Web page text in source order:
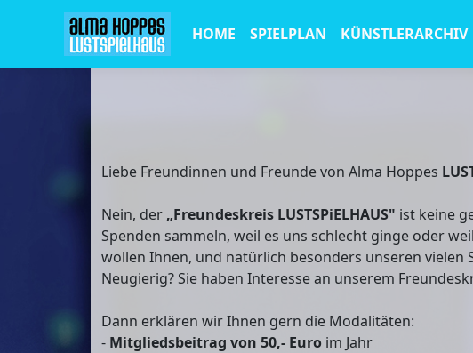
HOME SPIELPLAN KÜNSTLERARCHIV
Liebe Freundinnen und Freunde von Alma Hoppes
Nein, der „Freundeskreis LUSTSPiELHAUS" ist keine
Spenden sammeln, weil es uns schlecht ginge oder
wollen Ihnen, und natürlich besonders unseren vielen
Neugierig? Sie haben Interesse an unserem
Dann erklären wir Ihnen gern die Modalitäten:
- Mitgliedsbeitrag von 50,- Euro im Jahr